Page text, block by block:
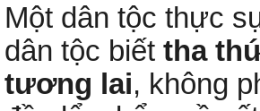
Một dân tộc thực
dân tộc biết tha
tương lai, không